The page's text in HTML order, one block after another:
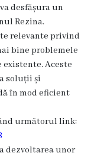
desfășura un
Rezina.
relevante privind
bine problemele
Aceste
soluții și
în mod eficient
următorul link:
dezvoltarea unor